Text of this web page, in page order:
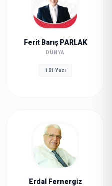
Ferit Barış PARLAK
DÜNYA
101 Yazı
Erdal Fernergiz